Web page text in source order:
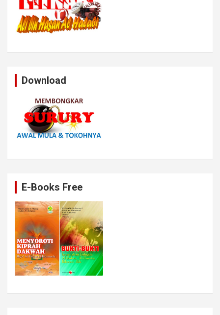
Download
E-Books Free